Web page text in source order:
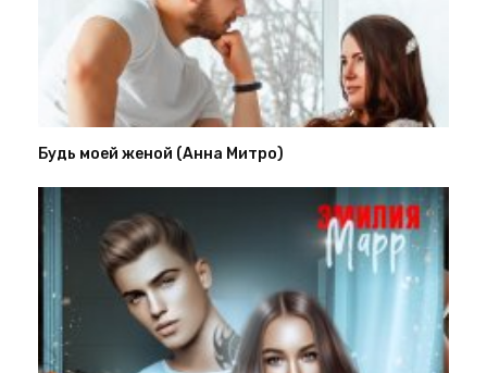
Будь моей женой (Анна Митро)